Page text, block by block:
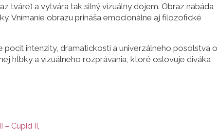
tváre) a vytvára tak silný vizuálny dojem. Obraz nabáda
Vnímanie obrazu prináša emocionálne aj filozofické
intenzity, dramatickosti a univerzálneho posolstva o
hĺbky a vizuálneho rozprávania, ktoré oslovuje diváka